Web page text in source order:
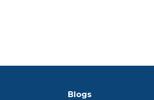
Blogs